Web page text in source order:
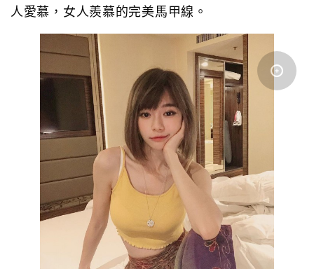
人愛慕，女人羨慕的完美馬甲線。